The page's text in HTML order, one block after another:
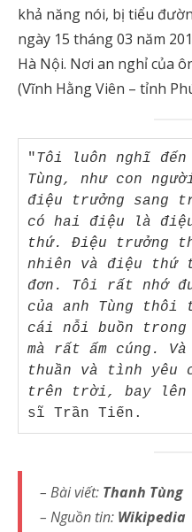
khả năng nói, bị tiểu
ngày 15 tháng 03 năm
Hà Nội. Nơi an nghỉ của
(Vĩnh Hằng Viên – tỉnh
"Tôi luôn nghĩ đến
Tùng, như con
điệu trưởng sang
có hai điệu là
thứ. Điệu trưởng
nhiên và điệu thứ
đơn. Tôi rất nhớ
của anh Tùng
cái nỗi buồn trong
mà rất ấm cúng.
thuần và tình yêu
trên trời, bay lên
sĩ Trần Tiến.
– Bài viết: Thanh Tùng
– Nguồn tin: Wikipedia